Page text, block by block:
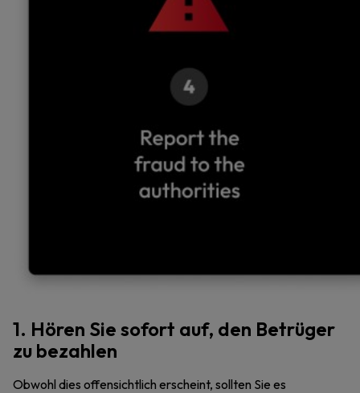
1. Hören Sie sofort auf, den Betrüger
zu bezahlen
Obwohl dies offensichtlich erscheint, sollten Sie es